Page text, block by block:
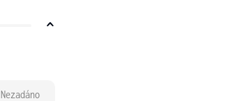
Nezadáno